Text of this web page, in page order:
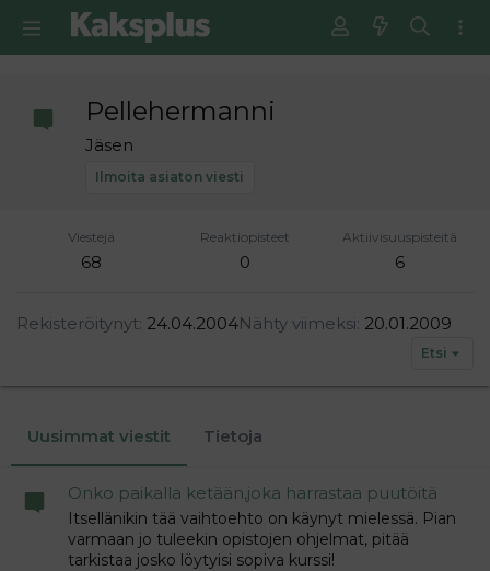
Ilmoita asiaton viesti
Pellehermanni
Jäsen
Viestejä
68
Reaktiopisteet
0
Aktiivisuuspisteitä
6
Rekisteröitynyt 24.04.2004Nähty viimeksi 20.01.2009
Etsi
Uusimmat viestit Tietoja
Onko paikalla ketään,joka harrastaa puutöitä
Itsellänikin tää vaihtoehto on käynyt mielessä. Pian
varmaan jo tuleekin opistojen ohjelmat, pitää
tarkistaa josko löytyisi sopiva kurssi!